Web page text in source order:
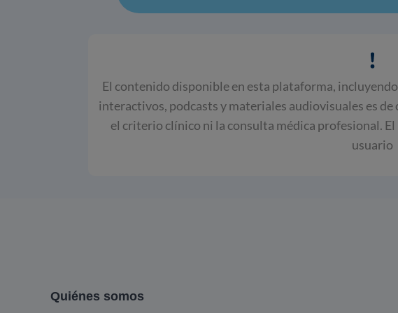
El contenido disponible en esta plataforma,
interactivos, podcasts y materiales audiovisuales es
el criterio clínico ni la consulta médica profesional.
usuario
Quiénes somos